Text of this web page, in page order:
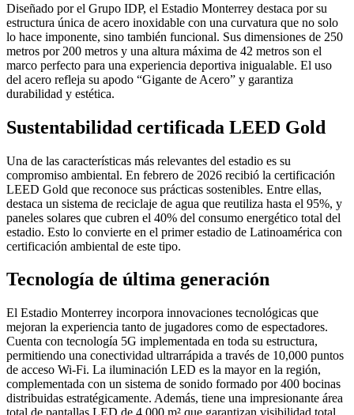
Diseñado por el Grupo IDP, el Estadio Monterrey destaca por su
estructura única de acero inoxidable con una curvatura que no solo
lo hace imponente, sino también funcional. Sus dimensiones de 250
metros por 200 metros y una altura máxima de 42 metros son el
marco perfecto para una experiencia deportiva inigualable. El uso
del acero refleja su apodo “Gigante de Acero” y garantiza
durabilidad y estética.
Sustentabilidad certificada LEED Gold
Una de las características más relevantes del estadio es su
compromiso ambiental. En febrero de 2026 recibió la certificación
LEED Gold que reconoce sus prácticas sostenibles. Entre ellas,
destaca un sistema de reciclaje de agua que reutiliza hasta el 95%, y
paneles solares que cubren el 40% del consumo energético total del
estadio. Esto lo convierte en el primer estadio de Latinoamérica con
certificación ambiental de este tipo.
Tecnología de última generación
El Estadio Monterrey incorpora innovaciones tecnológicas que
mejoran la experiencia tanto de jugadores como de espectadores.
Cuenta con tecnología 5G implementada en toda su estructura,
permitiendo una conectividad ultrarrápida a través de 10,000 puntos
de acceso Wi-Fi. La iluminación LED es la mayor en la región,
complementada con un sistema de sonido formado por 400 bocinas
distribuidas estratégicamente. Además, tiene una impresionante área